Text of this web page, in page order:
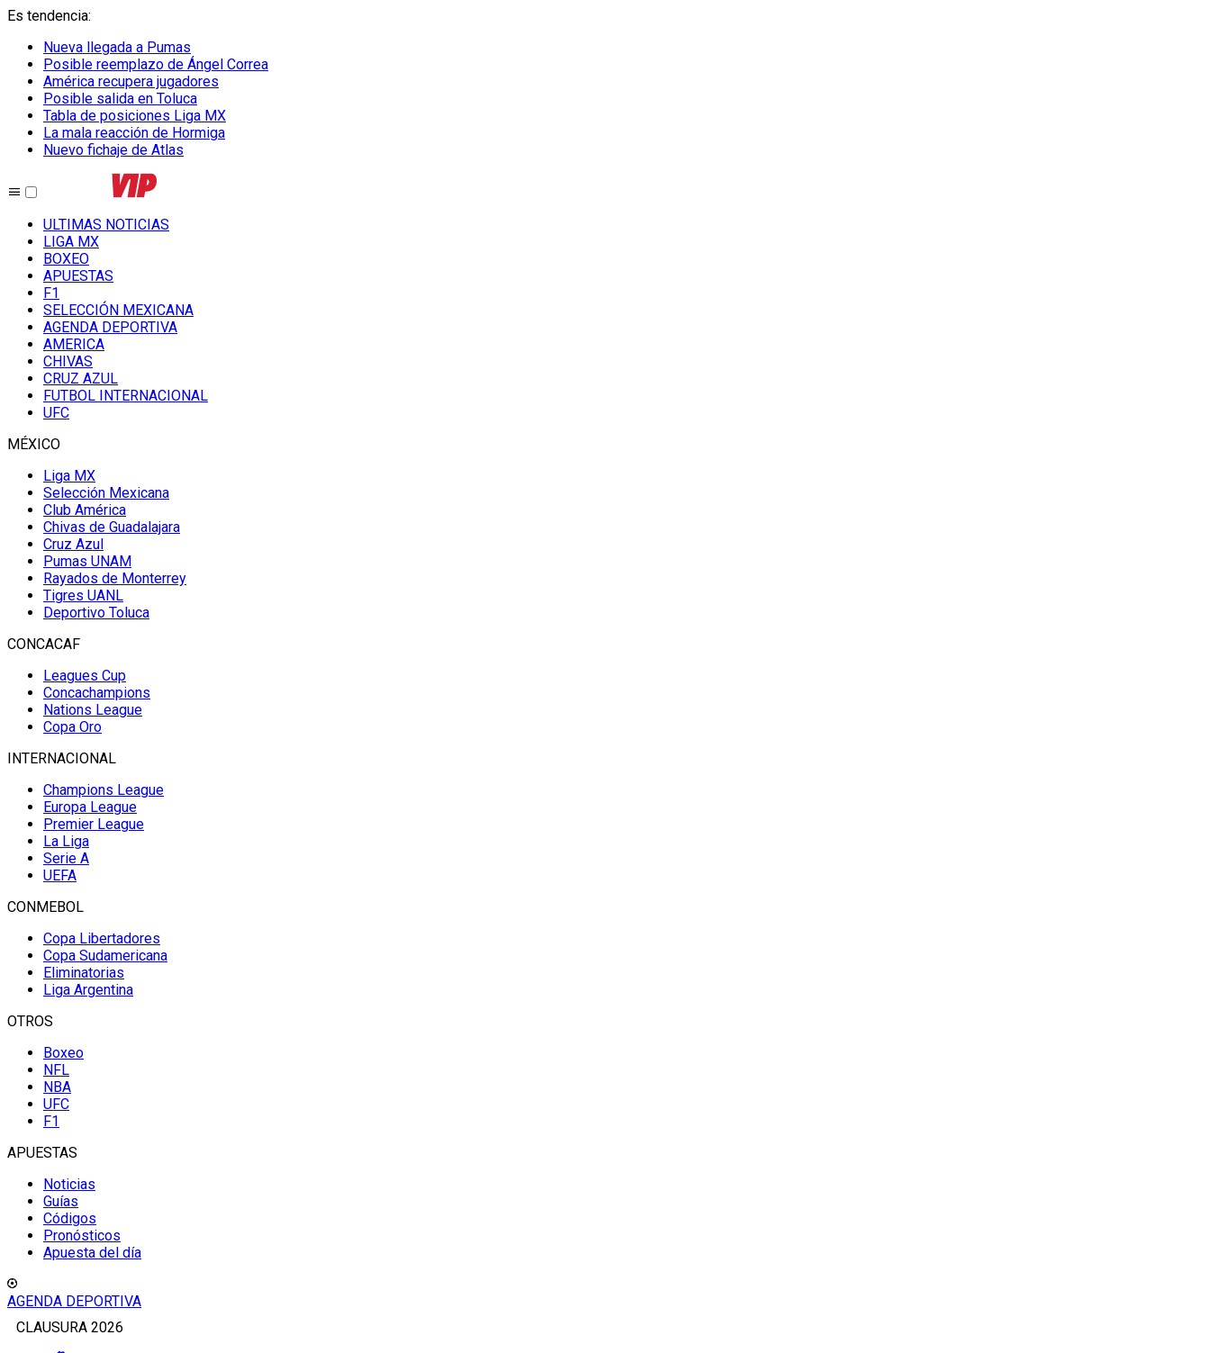
Es tendencia:
Nueva llegada a Pumas
Posible reemplazo de Ángel Correa
América recupera jugadores
Posible salida en Toluca
Tabla de posiciones Liga MX
La mala reacción de Hormiga
Nuevo fichaje de Atlas
ULTIMAS NOTICIAS
LIGA MX
BOXEO
APUESTAS
F1
SELECCIÓN MEXICANA
AGENDA DEPORTIVA
AMERICA
CHIVAS
CRUZ AZUL
FUTBOL INTERNACIONAL
UFC
MÉXICO
Liga MX
Selección Mexicana
Club América
Chivas de Guadalajara
Cruz Azul
Pumas UNAM
Rayados de Monterrey
Tigres UANL
Deportivo Toluca
CONCACAF
Leagues Cup
Concachampions
Nations League
Copa Oro
INTERNACIONAL
Champions League
Europa League
Premier League
La Liga
Serie A
UEFA
CONMEBOL
Copa Libertadores
Copa Sudamericana
Eliminatorias
Liga Argentina
OTROS
Boxeo
NFL
NBA
UFC
F1
APUESTAS
Noticias
Guías
Códigos
Pronósticos
Apuesta del día
AGENDA DEPORTIVA
CLAUSURA 2026